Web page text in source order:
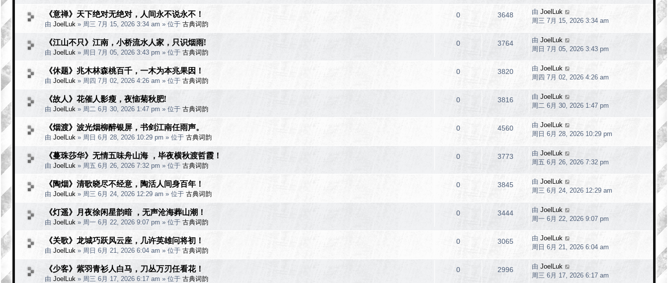
《意禅》天下绝对无绝对，人间永不说永不！
由 JoelLuk » 周三 7月 15, 2026 3:34 am » 位于 古典词韵
0 3648 由 JoelLuk
周三 7月 15, 2026 3:34 am
《江山不只》江南，小桥流水人家，只识烟雨!
由 JoelLuk » 周日 7月 05, 2026 3:43 pm » 位于 古典词韵
0 3764 由 JoelLuk
周日 7月 05, 2026 3:43 pm
《休题》兆木林森桃百千，一木为本兆果因！
由 JoelLuk » 周四 7月 02, 2026 4:26 am » 位于 古典词韵
0 3820 由 JoelLuk
周四 7月 02, 2026 4:26 am
《故人》花催人影瘦，夜恼菊秋肥!
由 JoelLuk » 周二 6月 30, 2026 1:47 pm » 位于 古典词韵
0 3816 由 JoelLuk
周二 6月 30, 2026 1:47 pm
《烟渡》波光烟柳醉银屏，书剑江南任雨声。
由 JoelLuk » 周日 6月 28, 2026 10:29 pm » 位于 古典词韵
0 4560 由 JoelLuk
周日 6月 28, 2026 10:29 pm
《蔓珠莎华》无情五味舟山海 ，毕夜横秋渡哲霞！
由 JoelLuk » 周五 6月 26, 2026 7:32 pm » 位于 古典词韵
0 3773 由 JoelLuk
周五 6月 26, 2026 7:32 pm
《陶烟》清歌晓尽不经意，陶活人间身百年！
由 JoelLuk » 周三 6月 24, 2026 12:29 am » 位于 古典词韵
0 3845 由 JoelLuk
周三 6月 24, 2026 12:29 am
《灯遥》月夜徐闲星韵暗 ，无声沧海葬山潮！
由 JoelLuk » 周一 6月 22, 2026 9:07 pm » 位于 古典词韵
0 3444 由 JoelLuk
周一 6月 22, 2026 9:07 pm
《关歌》龙城巧跃风云座，几许英雄问将初！
由 JoelLuk » 周日 6月 21, 2026 6:04 am » 位于 古典词韵
0 3065 由 JoelLuk
周日 6月 21, 2026 6:04 am
《少客》紫羽青衫人白马，刀丛万刃任看花！
由 JoelLuk » 周三 6月 17, 2026 6:17 am » 位于 古典词韵
0 2996 由 JoelLuk
周三 6月 17, 2026 6:17 am